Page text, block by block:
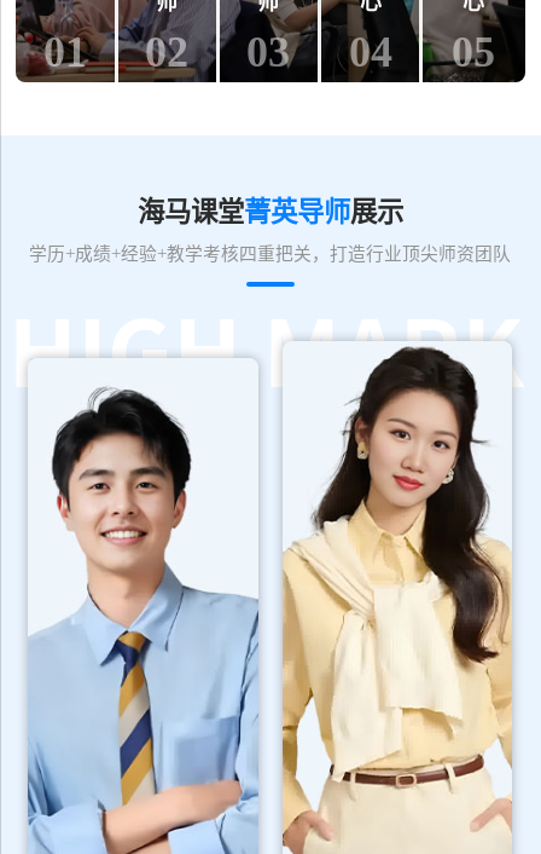
01 02 03 04 05
海马课堂菁英导师展示
学历+成绩+经验+教学考核四重把关，打造行业顶尖师资团队